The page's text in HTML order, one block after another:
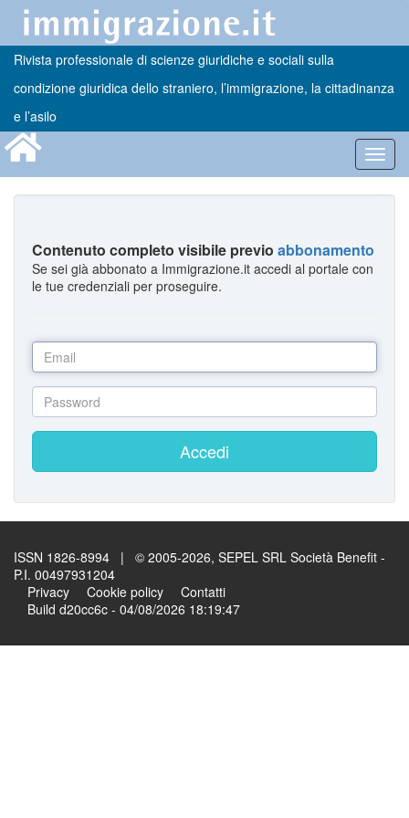
Rivista professionale di scienze giuridiche e sociali sulla
condizione giuridica dello straniero, l’immigrazione, la cittadinanza
e l’asilo
Contenuto completo visibile previo abbonamento
Se sei già abbonato a Immigrazione.it accedi al portale con
le tue credenziali per proseguire.
Accedi
ISSN 1826-8994 | © 2005-2026, SEPEL SRL Società Benefit -
P.I. 00497931204
Privacy
Cookie policy
Contatti
Build d20cc6c - 04/08/2026 18:19:47